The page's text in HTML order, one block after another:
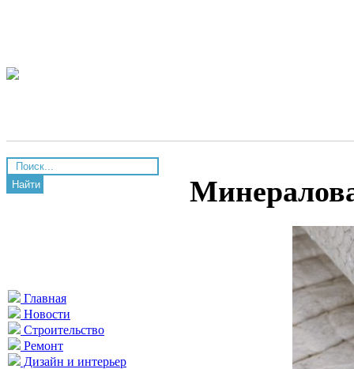
Найти
Главная
Новости
Строительство
Ремонт
Дизайн и интерьер